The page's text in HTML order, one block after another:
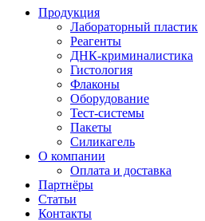
Продукция
Лабораторный пластик
Реагенты
ДНК-криминалистика
Гистология
Флаконы
Оборудование
Тест-системы
Пакеты
Силикагель
О компании
Оплата и доставка
Партнёры
Статьи
Контакты